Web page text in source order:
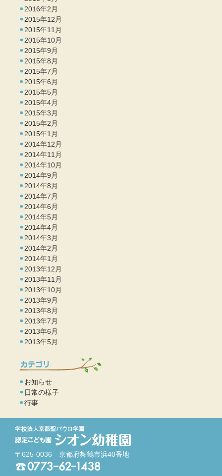
2016年2月
2015年12月
2015年11月
2015年10月
2015年9月
2015年8月
2015年7月
2015年6月
2015年5月
2015年4月
2015年3月
2015年2月
2015年1月
2014年12月
2014年11月
2014年10月
2014年9月
2014年8月
2014年7月
2014年6月
2014年5月
2014年4月
2014年3月
2014年2月
2014年1月
2013年12月
2013年11月
2013年10月
2013年9月
2013年8月
2013年7月
2013年6月
2013年5月
お知らせ
日常の様子
行事
〒625-0036 京都府舞鶴市浜40番地